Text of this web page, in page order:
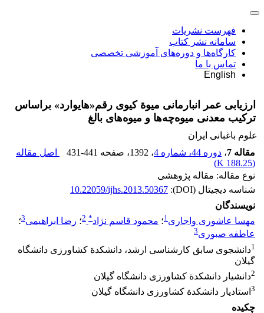
فهرست نشریات
سامانه نشر کتاب
کارگاه‌ها و دوره‌های آموزشی تخصصی
تماس با ما
English
ارزیابی عمر انبارمانی میوة کیوی رقم«هایوارد» بر‌اساس
ترکیب معدنی میوه‌چه‌ها و میوه‌های بالغ
علوم باغبانی ایران
مقاله 7
، دوره 44، شماره 4 ، 1392 ، صفحه 431-441
اصل مقاله
(
188.25 K
)
نوع مقاله: مقاله پژوهشی
شناسه دیجیتال (DOI):
10.22059/ijhs.2013.50367
نویسندگان
مهسا عاشوری واجاری1؛ محمود قاسم نژاد*
2؛ رضا ابراهیمی3؛
عاطفه صبوری3
1دانشجوی سابق کارشناسی ارشد، دانشکدة کشاورزی دانشگاه
گیلان
2دانشیار دانشکدة کشاورزی دانشگاه گیلان
3 استادیار دانشکدة کشاورزی دانشگاه گیلان
چکیده